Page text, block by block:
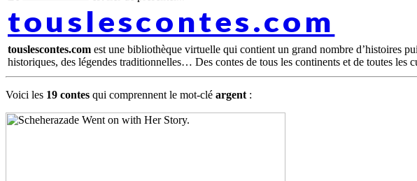
touslescontes.com
touslescontes.com est une bibliothèque virtuelle qui contient un grand nombre d’histoires
historiques, des légendes traditionnelles… Des contes de tous les continents et de toutes
Voici les 19 contes qui comprennent le mot-clé argent :